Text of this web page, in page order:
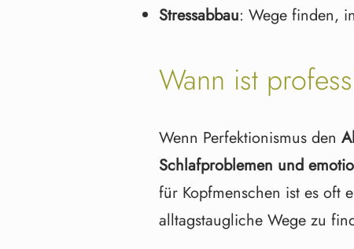
Stressabbau: Wege finden,
Wann ist
Wenn Perfektionismus den
Schlafproblemen und
für Kopfmensch­en ist es oft
alltagstaugliche Wege zu